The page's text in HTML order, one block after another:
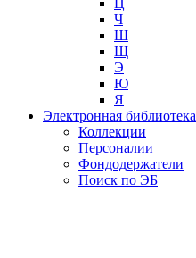
Ч
Ш
Щ
Э
Ю
Я
Электронная библиотека
Коллекции
Персоналии
Фондодержатели
Поиск по ЭБ